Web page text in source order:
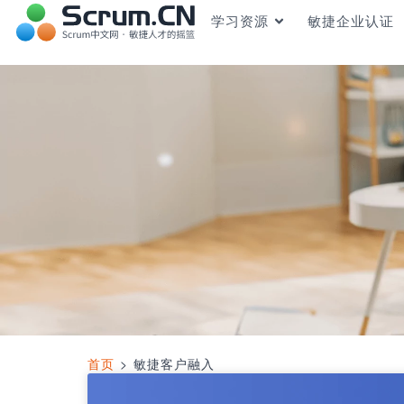
学习资源 敏捷企业认证
首页 > 敏捷客户融入